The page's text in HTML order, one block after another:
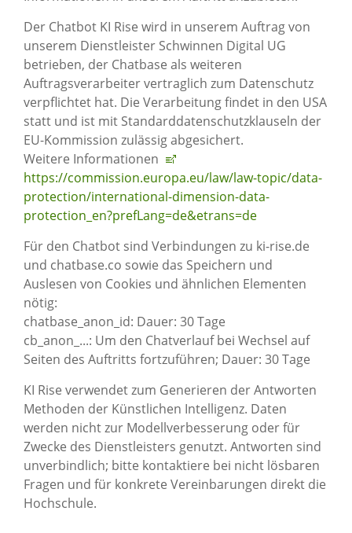
Der Chatbot KI Rise wird in unserem Auftrag von
unserem Dienstleister Schwinnen Digital UG
betrieben, der Chatbase als weiteren
Auftragsverarbeiter vertraglich zum Datenschutz
verpflichtet hat. Die Verarbeitung findet in den USA
statt und ist mit Standarddatenschutzklauseln der
EU-Kommission zulässig abgesichert.
Weitere Informationen
https://commission.europa.eu/law/law-topic/data-
protection/international-dimension-data-
protection_en?prefLang=de&etrans=de
Für den Chatbot sind Verbindungen zu ki-rise.de
und chatbase.co sowie das Speichern und
Auslesen von Cookies und ähnlichen Elementen
nötig:
chatbase_anon_id: Dauer: 30 Tage
cb_anon_...: Um den Chatverlauf bei Wechsel auf
Seiten des Auftritts fortzuführen; Dauer: 30 Tage
KI Rise verwendet zum Generieren der Antworten
Methoden der Künstlichen Intelligenz. Daten
werden nicht zur Modellverbesserung oder für
Zwecke des Dienstleisters genutzt. Antworten sind
unverbindlich; bitte kontaktiere bei nicht lösbaren
Fragen und für konkrete Vereinbarungen direkt die
Hochschule.